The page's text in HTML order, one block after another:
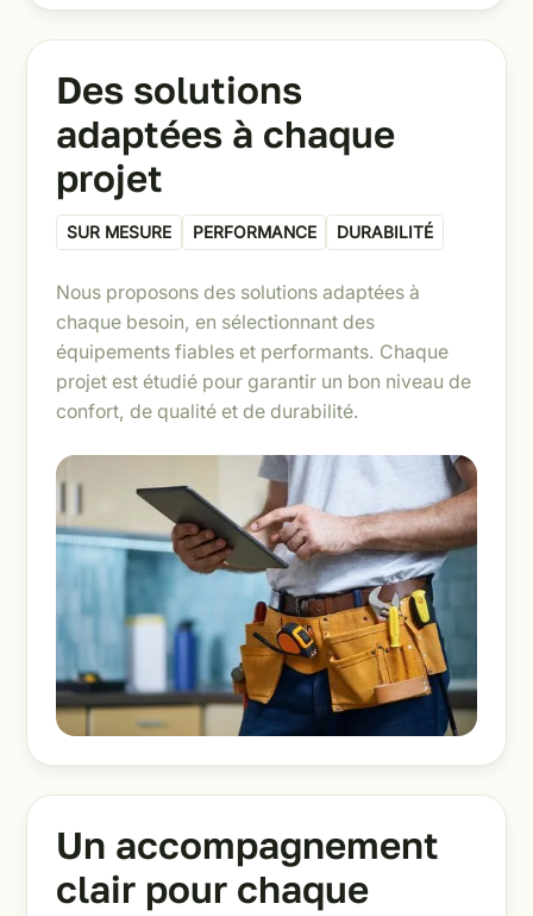
Des solutions
adaptées à chaque
projet
SUR MESURE PERFORMANCE DURABILITÉ
Nous proposons des solutions adaptées à
chaque besoin, en sélectionnant des
équipements fiables et performants. Chaque
projet est étudié pour garantir un bon niveau de
confort, de qualité et de durabilité.
Un accompagnement
clair pour chaque